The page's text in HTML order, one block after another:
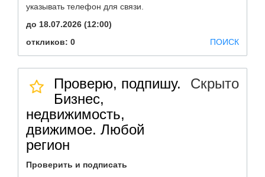
указывать телефон для связи.
до 18.07.2026 (12:00)
откликов: 0
ПОИСК
Проверю, подпишу.
Бизнес,
недвижимость,
движимое. Любой
регион
Скрыто
Проверить и подписать